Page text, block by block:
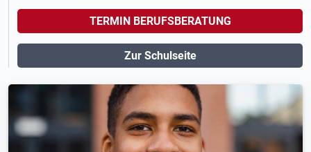
TERMIN BERUFSBERATUNG
Zur Schulseite